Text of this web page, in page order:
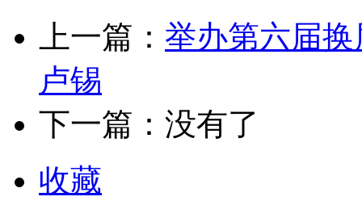
上一篇： 举办第六届
卢锡
下一篇：没有了
收藏